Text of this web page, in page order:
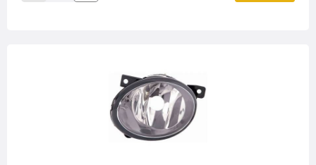
Decrease Quantity:
Increase Quantity: